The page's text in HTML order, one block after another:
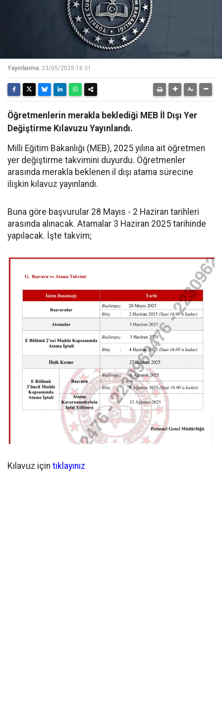
Yayınlanma: 23/05/2025 16:31
Öğretmenlerin merakla beklediği MEB İl Dışı Yer
Değiştirme Kılavuzu Yayınlandı.
Milli Eğitim Bakanlığı (MEB), 2025 yılına ait öğretmen
yer değiştirme takvimini duyurdu. Öğretmenler
arasında merakla beklenen il dışı atama sürecine
ilişkin kılavuz yayınlandı.
Buna göre başvurular 28 Mayıs - 2 Haziran tarihleri
arasında alınacak. Atamalar 3 Haziran 2025 tarihinde
yapılacak. İşte takvim;
Kılavuz için tıklayınız